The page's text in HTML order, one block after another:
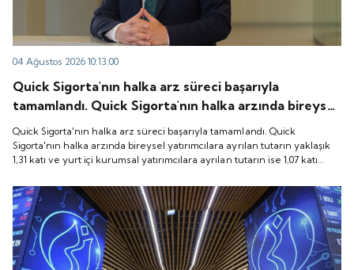
04 Ağustos 2026 10:13:00
Quick Sigorta'nın halka arz süreci başarıyla
tamamlandı. Quick Sigorta'nın halka arzında bireysel
yatırımcılara ayrılan tutarın yaklaşık 1,31 katı ve yurt
içi kurumsal yatırımcılara ayrılan tutarın ise 1,07 katı
talep geldi. Quick Sigorta, 6 Ağustos 2026 tarihinde
görmeye başlayacak.
Quick Sigorta'nın halka arz süreci başarıyla tamamlandı. Quick
Sigorta'nın halka arzında bireysel yatırımcılara ayrılan tutarın yaklaşık
1,31 katı ve yurt içi kurumsal yatırımcılara ayrılan tutarın ise 1,07 katı
koduyla Borsa İstanbul'da işlem görmeye başlayacak.